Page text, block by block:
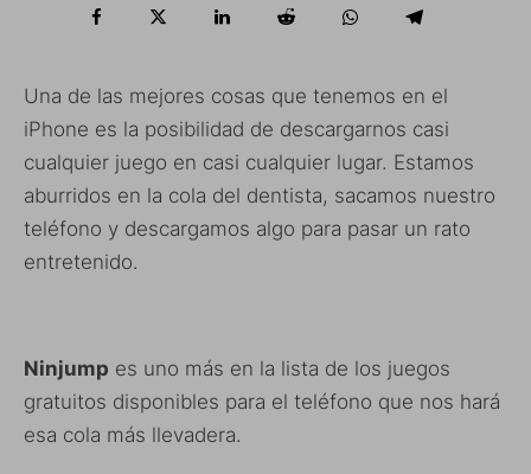
Una de las mejores cosas que tenemos en el
iPhone es la posibilidad de descargarnos casi
cualquier juego en casi cualquier lugar. Estamos
aburridos en la cola del dentista, sacamos nuestro
teléfono y descargamos algo para pasar un rato
entretenido.
Ninjump es uno más en la lista de los juegos
gratuitos disponibles para el teléfono que nos hará
esa cola más llevadera.